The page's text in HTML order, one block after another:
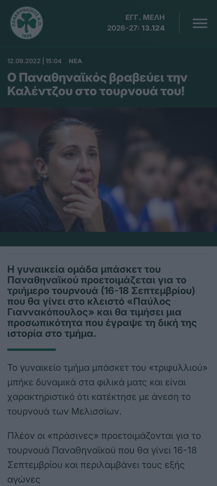
ΕΓΓ. ΜΕΛΗ
2026-27: 13.124
12.09.2022 | 15:04 ΝΕΑ
Ο Παναθηναϊκός βραβεύει την
Καλέντζου στο τουρνουά του!
Η γυναικεία ομάδα μπάσκετ του
Παναθηναϊκού προετοιμάζεται για το
τριήμερο τουρνουά (16-18 Σεπτεμβρίου)
που θα γίνει στο κλειστό «Παύλος
Γιαννακόπουλος» και θα τιμήσει μια
προσωπικότητα που έγραψε τη δική της
ιστορία στο τμήμα.
Το γυναικείο τμήμα μπάσκετ του «τριφυλλιού»
μπήκε δυναμικά στα φιλικά ματς και είναι
χαρακτηριστικό ότι κατέκτησε με άνεση το
τουρνουά των Μελισσίων.
Πλέον οι «πράσινες» προετοιμάζονται για το
τουρνουά Παναθηναϊκού που θα γίνει 16-18
Σεπτεμβρίου και περιλαμβάνει τους εξής
αγώνες